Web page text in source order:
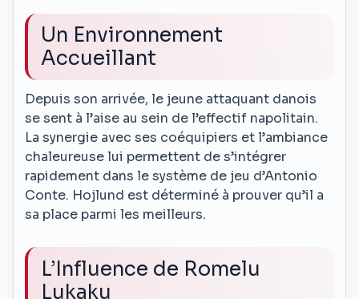
Un Environnement
Accueillant
Depuis son arrivée, le jeune attaquant danois
se sent à l’aise au sein de l’effectif napolitain.
La synergie avec ses coéquipiers et l’ambiance
chaleureuse lui permettent de s’intégrer
rapidement dans le système de jeu d’Antonio
Conte. Hojlund est déterminé à prouver qu’il a
sa place parmi les meilleurs.
L’Influence de Romelu
Lukaku